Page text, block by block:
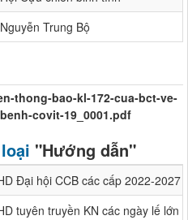
Nguyễn Trung Bộ
thong-bao-kl-172-cua-bct-ve-
covit-19_0001.pdf
"Hướng dẫn"
Đại hội CCB các cấp 2022-2027
tuyên truyền KN các ngày lế